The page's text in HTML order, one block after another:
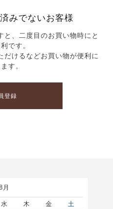
みでないお客様
、二度目のお買い物時にと
です。
だけるなどお買い物が便利に
す。
登録
月
水 木 金
土